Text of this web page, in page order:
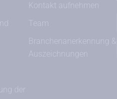
der
Kontakt aufnehmen
Team
Branchenanerkennung &
Auszeichnungen